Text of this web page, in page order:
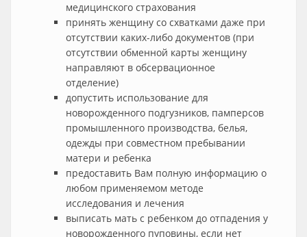
медицинского страхования
принять женщину со схватками даже при
отсутствии каких-либо документов (при
отсутствии обменной карты женщину
направляют в обсервационное
отделение)
допустить использование для
новорожденного подгузников, памперсов
промышленного производства, белья,
одежды при совместном пребывании
матери и ребенка
предоставить Вам полную информацию о
любом применяемом методе
исследования и лечения
выписать мать с ребенком до отпадения у
новорожденного пуповины, если нет